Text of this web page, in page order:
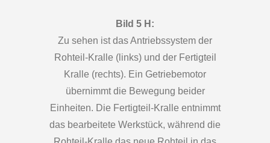
Bild 5 H:
Zu sehen ist das Antriebssystem der
Rohteil-Kralle (links) und der Fertigteil
Kralle (rechts). Ein Getriebemotor
übernimmt die Bewegung beider
Einheiten. Die Fertigteil-Kralle entnimmt
das bearbeitete Werkstück, während die